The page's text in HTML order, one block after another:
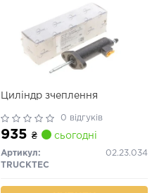
Циліндр зчеплення
0 відгуків
935 ₴ сьогодні
Артикул:
02.23.034
TRUCKTEC